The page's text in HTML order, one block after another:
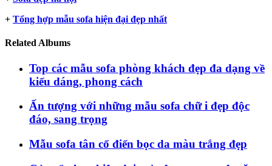
+ Tổng hợp mẫu sofa hiện đại đẹp nhất
Related Albums
Top các mẫu sofa phòng khách đẹp đa dạng về
kiểu dáng, phong cách
Ấn tượng với những mẫu sofa chữ i đẹp độc
đáo, sang trọng
Mẫu sofa tân cổ điển bọc da màu trắng đẹp